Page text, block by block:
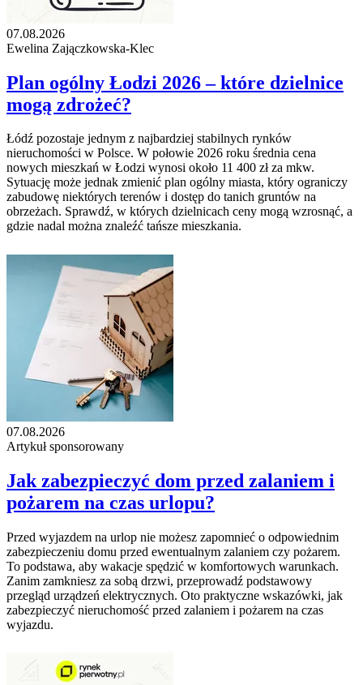
07.08.2026
Ewelina Zajączkowska-Klec
Plan ogólny Łodzi 2026 – które dzielnice
mogą zdrożeć?
Łódź pozostaje jednym z najbardziej stabilnych rynków
nieruchomości w Polsce. W połowie 2026 roku średnia cena
nowych mieszkań w Łodzi wynosi około 11 400 zł za mkw.
Sytuację może jednak zmienić plan ogólny miasta, który ograniczy
zabudowę niektórych terenów i dostęp do tanich gruntów na
obrzeżach. Sprawdź, w których dzielnicach ceny mogą wzrosnąć, a
gdzie nadal można znaleźć tańsze mieszkania.
07.08.2026
Artykuł sponsorowany
Jak zabezpieczyć dom przed zalaniem i
pożarem na czas urlopu?
Przed wyjazdem na urlop nie możesz zapomnieć o odpowiednim
zabezpieczeniu domu przed ewentualnym zalaniem czy pożarem.
To podstawa, aby wakacje spędzić w komfortowych warunkach.
Zanim zamkniesz za sobą drzwi, przeprowadź podstawowy
przegląd urządzeń elektrycznych. Oto praktyczne wskazówki, jak
zabezpieczyć nieruchomość przed zalaniem i pożarem na czas
wyjazdu.